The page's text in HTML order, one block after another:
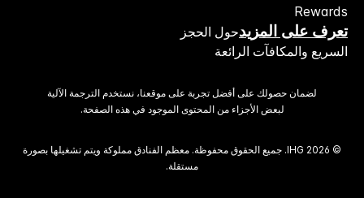
Rewards
تعرف على المزيدحول الحجز
السريع والمكافآت الرائعة
لضمان حصولك على أفضل تجربة على موقعنا، نستخدم الترجمة الآلية
لبعض الأجزاء من المحتوى الموجود في هذه الصفحة.
© 2026 IHG. ‫جميع الحقوق محفوظة.‬ معظم الفنادق مملوكة ويتم تشغيلها بصورة
مستقلة.